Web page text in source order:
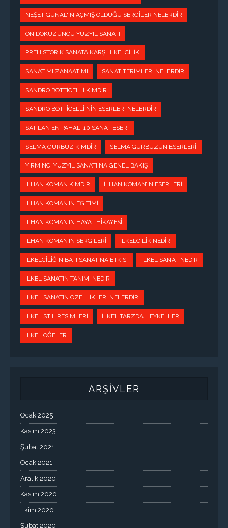
NEŞET GÜNAL'IN AÇMIŞ OLDUĞU SERGILER NELERDIR
ON DOKUZUNCU YÜZYIL SANATI
PREHISTORIK SANATA KARŞI İLKELCILIK
SANAT MI ZANAAT MI SANAT TERIMLERI NELERDIR
SANDRO BOTTICELLI KIMDIR
SANDRO BOTTICELLI’NIN ESERLERI NELERDIR
SATILAN EN PAHALI 10 SANAT ESERI
SELMA GÜRBÜZ KIMDIR SELMA GÜRBÜZÜN ESERLERI
YIRMINCI YÜZYIL SANATI'NA GENEL BAKIŞ
İLHAN KOMAN KIMDIR İLHAN KOMAN’IN ESERLERI
İLHAN KOMAN’IN EĞITIMI
İLHAN KOMAN’IN HAYAT HIKAYESI
İLHAN KOMAN’IN SERGILERI İLKELCILIK NEDIR
İLKELCILIĞIN BATI SANATINA ETKISI İLKEL SANAT NEDIR
İLKEL SANATIN TANIMI NEDIR
İLKEL SANATIN ÖZELLIKLERI NELERDIR
İLKEL STIL RESIMLERI İLKEL TARZDA HEYKELLER
İLKEL ÖĞELER
ARŞİVLER
Ocak 2025
Kasım 2023
Şubat 2021
Ocak 2021
Aralık 2020
Kasım 2020
Ekim 2020
Şubat 2020